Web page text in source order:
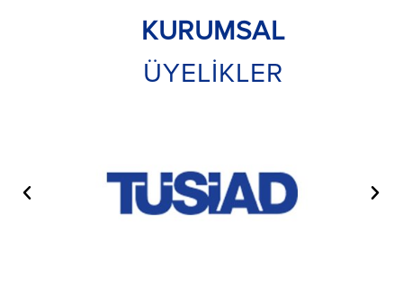
KURUMSAL
ÜYELİKLER